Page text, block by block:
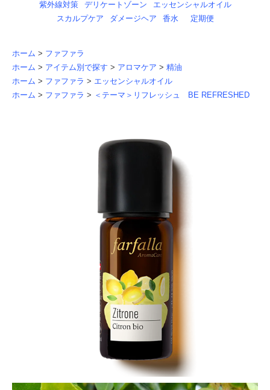
紫外線対策
デリケートゾーン
エッセンシャルオイル
スカルプケア
ダメージヘア 香水 定期便
ホーム > ファファラ
ホーム > アイテム別で探す > アロマケア > 精油
ホーム > ファファラ > エッセンシャルオイル
ホーム > ファファラ > ＜テーマ＞リフレッシュ BE REFRESHED